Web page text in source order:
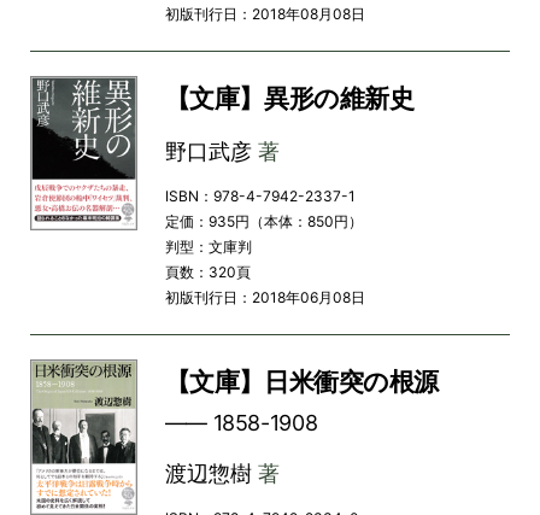
初版刊行日：2018年08月08日
【文庫】異形の維新史
野口武彦著
ISBN：978-4-7942-2337-1
定価：935円（本体：850円）
判型：文庫判
頁数：320頁
初版刊行日：2018年06月08日
【文庫】日米衝突の根源
―― 1858-1908
渡辺惣樹著